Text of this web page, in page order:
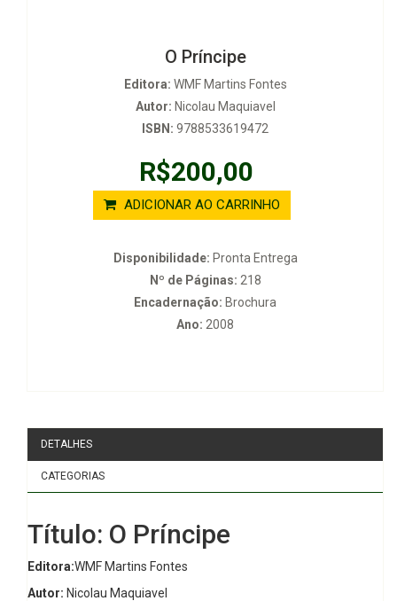
O Príncipe
Editora: WMF Martins Fontes
Autor: Nicolau Maquiavel
ISBN: 9788533619472
R$200,00
ADICIONAR AO CARRINHO
Disponibilidade: Pronta Entrega
Nº de Páginas: 218
Encadernação: Brochura
Ano: 2008
DETALHES
CATEGORIAS
Título: O Príncipe
Editora:WMF Martins Fontes
Autor: Nicolau Maquiavel